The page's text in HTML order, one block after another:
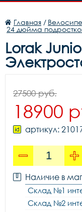
Главная /
24 дюйма
Lorak
27500 руб.
18900
артикул:
Наличие в
Склад №1
Склад №2